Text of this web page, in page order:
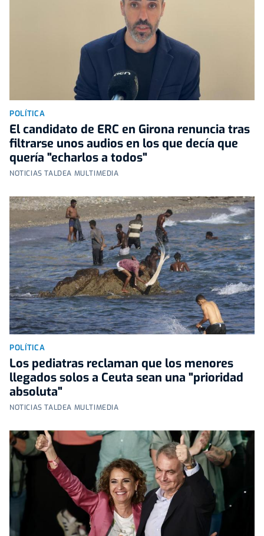
POLÍTICA
El candidato de ERC en Girona renuncia tras
filtrarse unos audios en los que decía que
quería "echarlos a todos"
NOTICIAS TALDEA MULTIMEDIA
POLÍTICA
Los pediatras reclaman que los menores
llegados solos a Ceuta sean una "prioridad
absoluta"
NOTICIAS TALDEA MULTIMEDIA